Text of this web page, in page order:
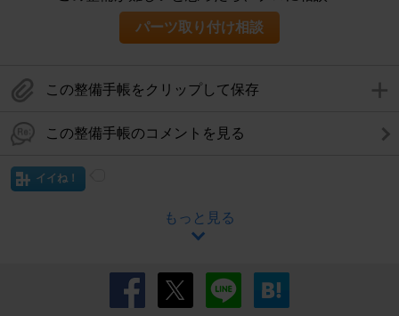
パーツ取り付け相談
この整備手帳をクリップして保存
この整備手帳のコメントを見る
イイね！
もっと見る